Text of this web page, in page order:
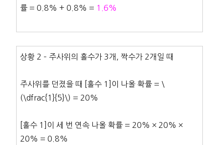
률 = 0.8% + 0.8% = 1.6%
상황 2 – 주사위의 홀수가 3개, 짝수가 2개일 때
주사위를 던졌을 때 [홀수 1]이 나올 확률 = \
(\dfrac{1}{5}\) = 20%
[홀수 1]이 세 번 연속 나올 확률 = 20% × 20% ×
20% = 0.8%